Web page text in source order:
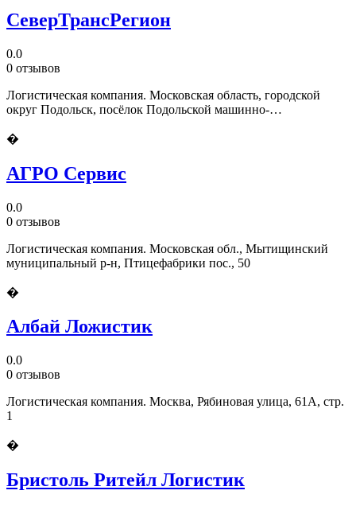
СеверТрансРегион
0.0
0 отзывов
Логистическая компания. Московская область, городской
округ Подольск, посёлок Подольской машинно-
�
АГРО Сервис
0.0
0 отзывов
Логистическая компания. Московская обл., Мытищинский
муниципальный р-н, Птицефабрики пос., 50
�
Албай Ложистик
0.0
0 отзывов
Логистическая компания. Москва, Рябиновая улица, 61А, стр.
1
�
Бристоль Ритейл Логистик